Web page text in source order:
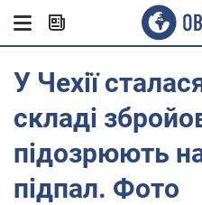
У Чехії
складі
підозрюють
підпал. Фото